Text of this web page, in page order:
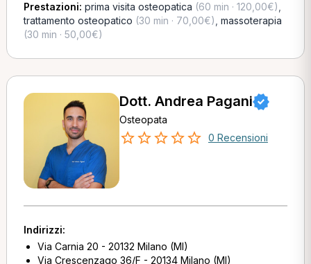
Prestazioni: prima visita osteopatica (60 min · 120,00€)
trattamento osteopatico (30 min · 70,00€) massoterapia
(30 min · 50,00€)
Dott. Andrea Pagani
Osteopata
0 Recensioni
Indirizzi:
Via Carnia 20 - 20132 Milano (MI)
Via Crescenzago 36/F - 20134 Milano (MI)